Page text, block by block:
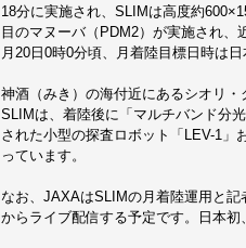
18分に実施され、SLIMは高度約
目のマヌーバ（PDM2）が実施され、
月20日0時0分頃、月着陸目標日時は
神酒（みき）の海付近にあるシオリ
SLIMは、着陸後に「マルチバンド分
された小型の探査ロボット「LEV-1」
っています。
なお、JAXAはSLIMの月着陸運用と
からライブ配信する予定です。日本